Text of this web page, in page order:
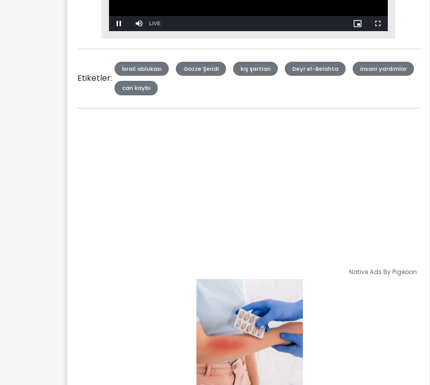
Mute Stream
Etiketler:
İsrail ablukası Gazze Şeridi kış şartları Deyr el-Belahta insani yardımlar
can kaybı
Native Ads By Pigeoon